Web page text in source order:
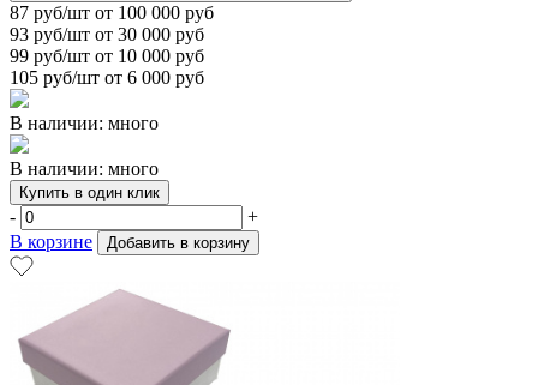
87 руб/шт от 100 000 руб
93 руб/шт от 30 000 руб
99 руб/шт от 10 000 руб
105 руб/шт от 6 000 руб
В наличии: много
В наличии: много
Купить в один клик
-
+
В корзине
Добавить в корзину